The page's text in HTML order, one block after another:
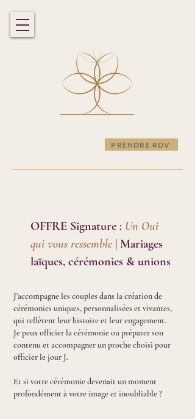
PRENDRE RDV
OFFRE Signature : Un Oui
qui vous ressemble | Mariages
laïques, cérémonies & unions
J’accompagne les couples dans la création de
cérémonies uniques, personnalisées et vivantes,
qui reflètent leur histoire et leur engagement.
Je peux officier la cérémonie ou préparer son
contenu et accompagner un proche choisi pour
officier le jour J.
​Et si votre cérémonie devenait un moment
profondément à votre image et inoubliable ?